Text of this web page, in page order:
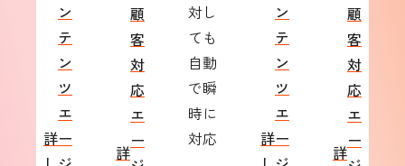
詳
ン
テ
ン
ツ
エ
ー
詳
顧
客
対
応
エ
ー
対し
ても
自動
で瞬
時に
対応
詳
ン
テ
ン
ツ
エ
ー
詳
顧
客
対
応
エ
ー